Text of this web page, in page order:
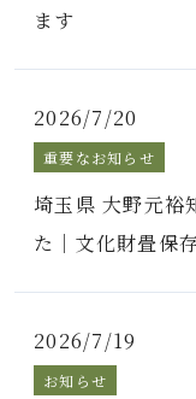
ます
2026/7/20
重要なお知らせ
埼玉県 大野元裕
た｜文化財畳保
2026/7/19
お知らせ